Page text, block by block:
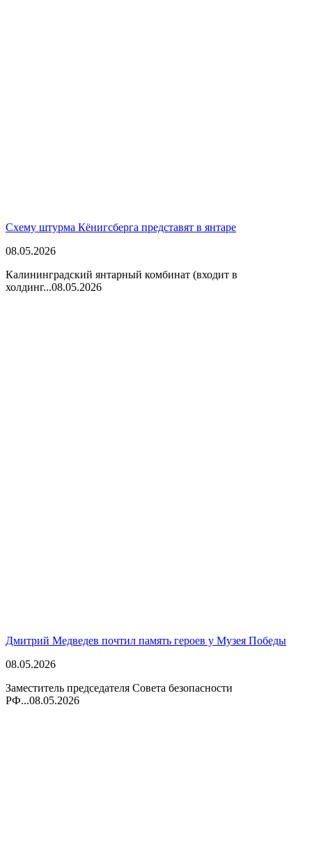
Схему штурма Кёнигсберга представят в янтаре
08.05.2026
Калининградский янтарный комбинат (входит в
холдинг...08.05.2026
Дмитрий Медведев почтил память героев у Музея Победы
08.05.2026
Заместитель председателя Совета безопасности
РФ...08.05.2026